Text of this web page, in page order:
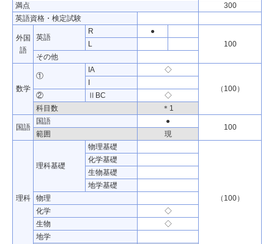
満点
300
英語資格・検定試験
外国
語
英語
R
●
100
L
その他
数学
①
IA ◇
（100）
I
②
ⅡBC
◇
科目数
＊1
国語
国語 ●
100
範囲 現
理科
理科基礎
物理基礎
（100）
化学基礎
生物基礎
地学基礎
物理
化学
◇
生物
◇
地学